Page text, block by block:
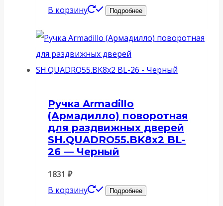
В корзину
Подробнее
Ручка Armadillo
(Армадилло) поворотная
для раздвижных дверей
SH.QUADRO55.BK8x2 BL-
26 — Черный
1831 ₽
В корзину
Подробнее